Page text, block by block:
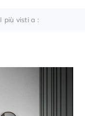
I più visti a :